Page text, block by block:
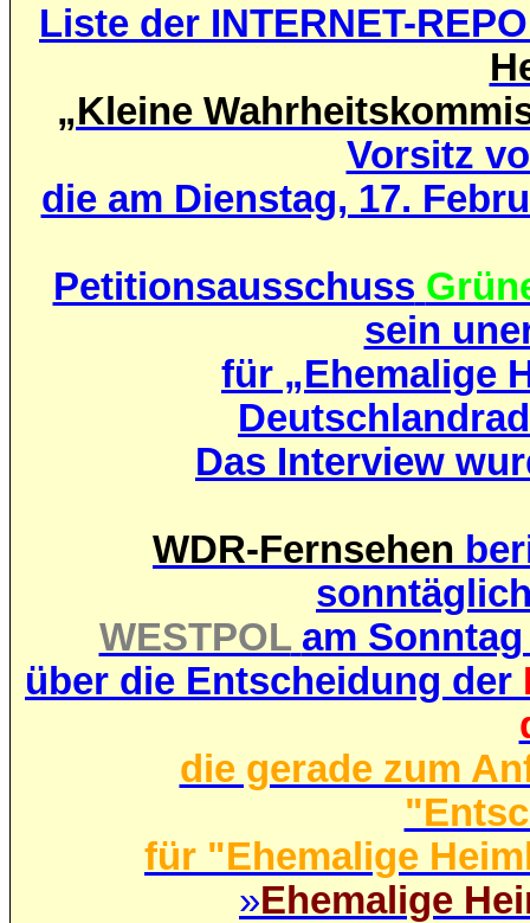
Liste der INTERNET-
„Kleine
Vorsitz
die am Dienstag, 17.
Petitionsausschuss
sein
für „Ehemalige
Das Interview
WDR-Fernsehen
WESTPOL am
über die Entscheidung der
die gerade zum
für "Ehemalige
»Ehemalige